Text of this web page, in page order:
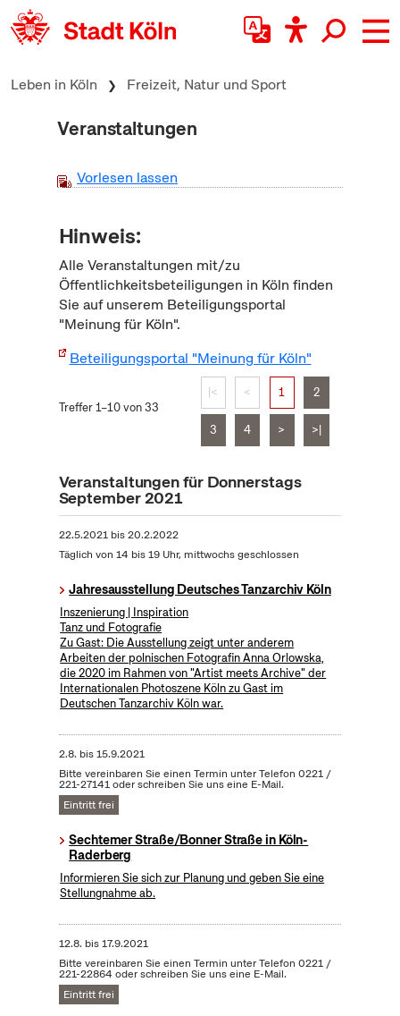
zum Inhalt springen
Leben in Köln Freizeit, Natur und Sport
Veranstaltungen
Vorlesen lassen
Hinweis:
Alle Veranstaltungen mit/zu
Öffentlichkeitsbeteiligungen in Köln finden
Sie auf unserem Beteiligungsportal
"Meinung für Köln".
Beteiligungsportal "Meinung für Köln"
Treffer 1–10 von 33
|< < 1 2
3 4 > >|
Veranstaltungen für Donnerstags
September 2021
22.5.2021bis20.2.2022
Täglich von 14 bis 19 Uhr, mittwochs geschlossen
Jahresausstellung Deutsches Tanzarchiv Köln
Inszenierung | Inspiration
Tanz und Fotografie
Zu Gast: Die Ausstellung zeigt unter anderem
Arbeiten der polnischen Fotografin Anna Orlowska,
die 2020 im Rahmen von "Artist meets Archive" der
Internationalen Photoszene Köln zu Gast im
Deutschen Tanzarchiv Köln war.
2.8. bis15.9.2021
Bitte vereinbaren Sie einen Termin unter Telefon 0221 /
221-27141 oder schreiben Sie uns eine E-Mail.
Eintritt frei
Sechtemer Straße/Bonner Straße in Köln-
Raderberg
Informieren Sie sich zur Planung und geben Sie eine
Stellungnahme ab.
12.8. bis17.9.2021
Bitte vereinbaren Sie einen Termin unter Telefon 0221 /
221-22864 oder schreiben Sie uns eine E-Mail.
Eintritt frei